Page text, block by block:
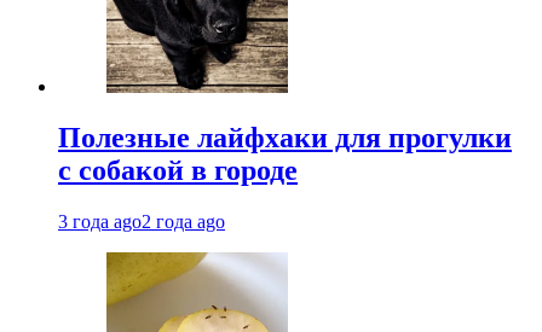
Полезные лайфхаки для прогулки
с собакой в городе
3 года ago2 года ago